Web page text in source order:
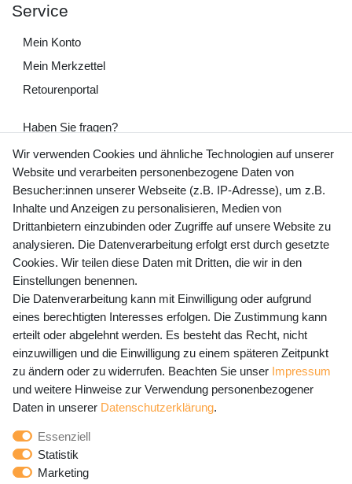
Service
Mein Konto
Mein Merkzettel
Retourenportal
Haben Sie fragen?
+49 (0) 35243 460 400
Mo-Fr 9-15 Uhr
shop@banjado.com
Preisangaben inkl. gesetzl. MwSt. und zzgl. Service- und
Versandkosten
Newsletter Anmeldung - Keine Angebote
mehr verpassen!
E-MAIL **
Newsletter
Honig
Hiermit bestätige ich, dass ich die
gelesen habe. Meine Einwilligung kann ich jederzeit
widerrufen.**
Wir verwenden Cookies und ähnliche Technologien auf unserer
Website und verarbeiten personenbezogene Daten von
Besucher:innen unserer Webseite (z.B. IP-Adresse), um z.B.
Inhalte und Anzeigen zu personalisieren, Medien von
Drittanbietern einzubinden oder Zugriffe auf unsere Website zu
analysieren. Die Datenverarbeitung erfolgt erst durch gesetzte
Cookies. Wir teilen diese Daten mit Dritten, die wir in den
Einstellungen benennen.
Die Datenverarbeitung kann mit Einwilligung oder aufgrund
eines berechtigten Interesses erfolgen. Die Zustimmung kann
erteilt oder abgelehnt werden. Es besteht das Recht, nicht
einzuwilligen und die Einwilligung zu einem späteren Zeitpunkt
zu ändern oder zu widerrufen. Beachten Sie unser Impressum
und weitere Hinweise zur Verwendung personenbezogener
Daten in unserer Daten­schutz­erklärung.
Essenziell
Statistik
Marketing